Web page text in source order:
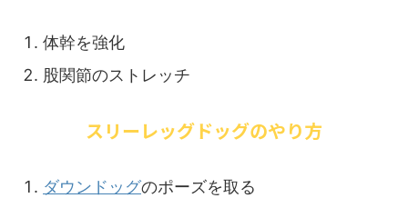
体幹を強化
股関節のストレッチ
スリーレッグドッグのやり方
ダウンドッグのポーズを取る